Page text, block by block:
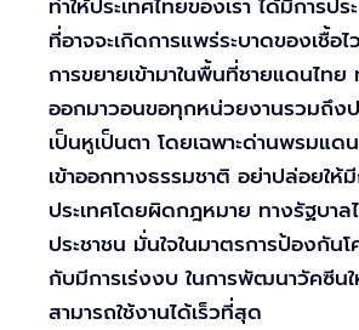
ทำให้ประเทศไทยของเรา ได้มีการป
ที่อาจจะเกิดการแพร่ระบาดของเชื้อ
การขยายเข้ามาในพื้นที่ชายแดนไทย
ออกมาวอนขอทุกหน่วยงานรวมถึงป
เป็นหูเป็นตา โดยเฉพาะด่านพรมแด
เข้าออกทางธรรมชาติ อย่าปล่อยให้
ประเทศโดยผิดกฎหมาย ทางรัฐบาล
ประชาชน มั่นใจในมาตรการป้องกัน
กับมีการเร่งงบ ในการพัฒนาวัคซีน
สามารถใช้งานได้เร็วที่สุด